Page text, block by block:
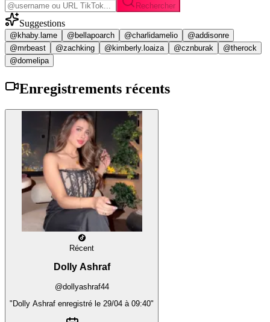
Rechercher
Suggestions
@khaby.lame @bellapoarch @charlidamelio
@addisonre
@mrbeast
@zachking @kimberly.loaiza @cznburak
@therock
@domelipa
Enregistrements récents
Récent
Dolly Ashraf
@dollyashraf44
"Dolly Ashraf enregistré le 29/04 à 09:40"